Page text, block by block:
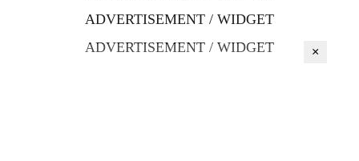
ADVERTISEMENT / WIDGET
ADVERTISEMENT / WIDGET
×